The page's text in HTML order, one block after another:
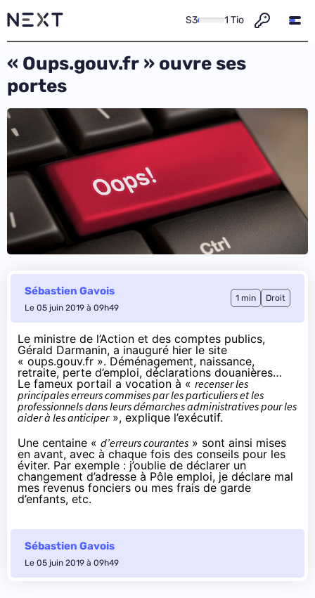
S3 1 Tio
« Oups.gouv.fr » ouvre ses
portes
Sébastien Gavois
Le 05 juin 2019 à 09h49
1 min Droit
Le ministre de l’Action et des comptes publics,
Gérald Darmanin, a inauguré hier le site
« oups.gouv.fr ». Déménagement, naissance,
retraite, perte d’emploi, déclarations douanières…
Le fameux portail a vocation à « recenser les
principales erreurs commises par les particuliers et les
professionnels dans leurs démarches administratives pour les
aider à les anticiper», explique l’exécutif.
Une centaine « d’erreurs courantes » sont ainsi mises
en avant, avec à chaque fois des conseils pour les
éviter. Par exemple : j’oublie de déclarer un
changement d’adresse à Pôle emploi, je déclare mal
mes revenus fonciers ou mes frais de garde
d’enfants, etc.
Sébastien Gavois
Le 05 juin 2019 à 09h49